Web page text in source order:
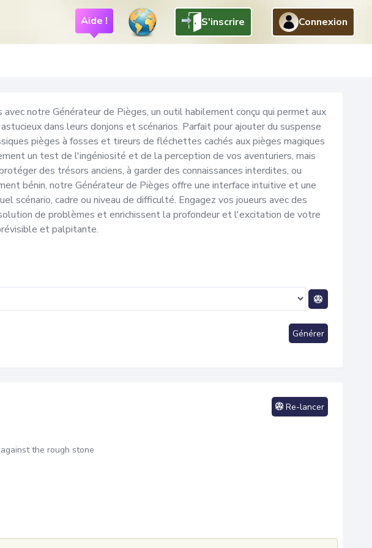
Aide ! S'inscrire Connexion
Retour
notre Générateur de Pièges, un outil habilement conçu qui permet aux
dans leurs donjons et scénarios. Parfait pour ajouter du suspense
pièges à fosses et tireurs de fléchettes cachés aux pièges magiques
un test de l'ingéniosité et de la perception de vos aventuriers, mais
des trésors anciens, à garder des connaissances interdites, ou
bénin, notre Générateur de Pièges offre une interface intuitive et une
cadre ou niveau de difficulté. Engagez vos joueurs avec des
de problèmes et enrichissent la profondeur et l'excitation de votre
et palpitante.
Générer
Re-lancer
the rough stone